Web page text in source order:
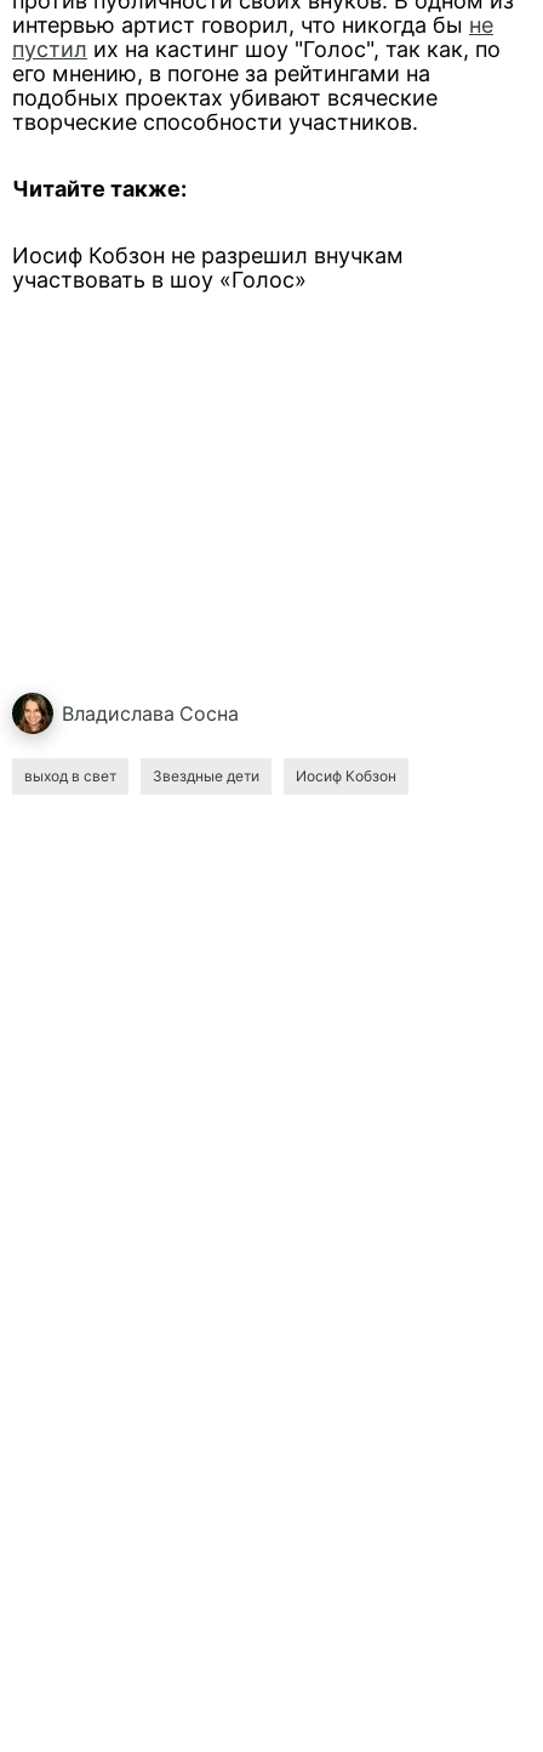
интервью артист говорил, что никогда бы не
пустил их на кастинг шоу "Голос", так как, по
его мнению, в погоне за рейтингами на
подобных проектах убивают всяческие
творческие способности участников.
Читайте также:
Иосиф Кобзон не разрешил внучкам
участвовать в шоу «Голос»
Владислава Сосна
выход в свет Звездные дети Иосиф Кобзон